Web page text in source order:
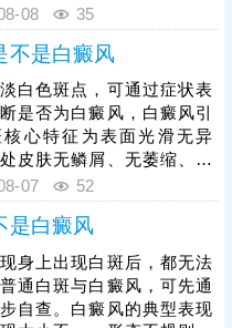
分布，后期会逐渐扩散、
现在身体任何部位。单纯
与白色糠疹、花斑癣等白
，需通过伍德灯、皮肤ct
准确诊断，避免误诊。白
大，确诊后需抓紧治疗，
斑面积、病程、肤质等具
定个性化对症治疗方案。
08 35
不是白癜风
白色斑点，可通过症状表
是否为白癜风，白癜风引
心特征为表面光滑无异
皮肤无鳞屑、无萎缩、不
与正常皮肤一致，且无瘙
不适感，同时，白癜风白
性，初期多为淡白色、浅
小片斑，边界相对模糊，
观察存在误差，通过伍德
ct等科学检查可更准确诊
为白癜风，需抓住发病初
07 52
是白癜风
身上出现白斑后，都无法
通白斑与白癜风，可先通
自查。白癜风的典型表现